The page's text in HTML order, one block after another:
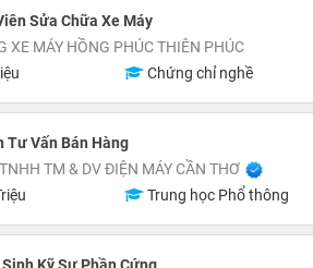
Sửa Chữa Xe Máy
XE MÁY HỒNG PHÚC THIÊN PHÚC
Chứng chỉ nghề
Tư Vấn Bán Hàng
TM & DV ĐIỆN MÁY CẦN THƠ
Trung học Phổ thông
Kỹ Sư Phần Cứng